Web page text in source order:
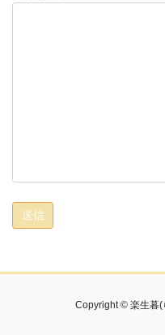
Copyright © 楽生暮